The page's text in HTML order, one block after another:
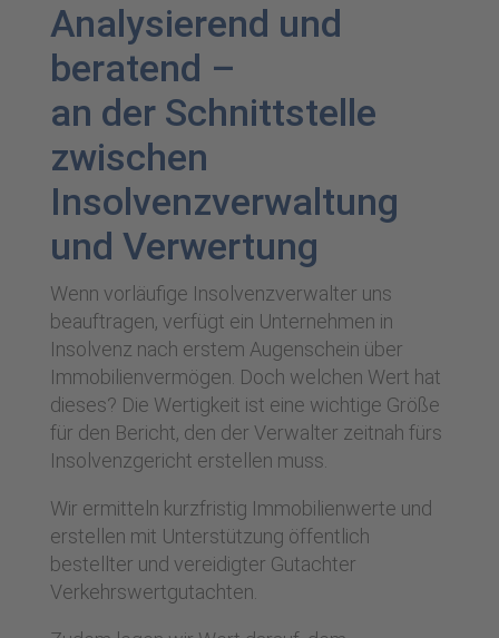
Analysierend und
beratend –
an der Schnittstelle
zwischen
Insolvenzverwaltung
und Verwertung
Wenn vorläufige Insolvenzverwalter uns
beauftragen, verfügt ein Unternehmen in
Insolvenz nach erstem Augenschein über
Immobilienvermögen. Doch welchen Wert hat
dieses? Die Wertigkeit ist eine wichtige Größe
für den Bericht, den der Verwalter zeitnah fürs
Insolvenzgericht erstellen muss.
Wir ermitteln kurzfristig Immobilienwerte und
erstellen mit Unterstützung öffentlich
bestellter und vereidigter Gutachter
Verkehrswertgutachten.